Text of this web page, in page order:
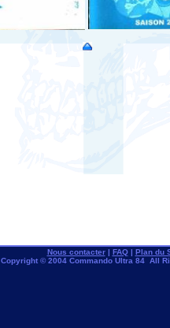
Nous contacter| FAQ| Plan du
Copyright © 2004 Commando Ultra 84 All